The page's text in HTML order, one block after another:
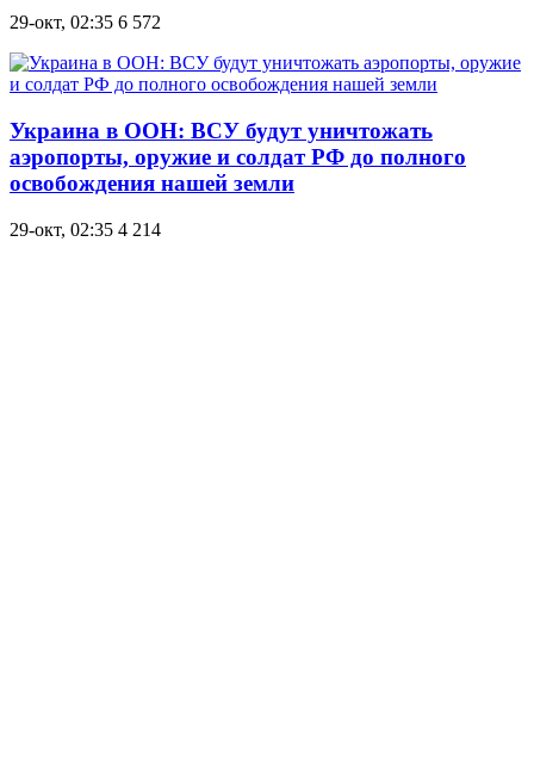
29-окт, 02:35 6 572
Украина в ООН: ВСУ будут уничтожать
аэропорты, оружие и солдат РФ до полного
освобождения нашей земли
29-окт, 02:35 4 214